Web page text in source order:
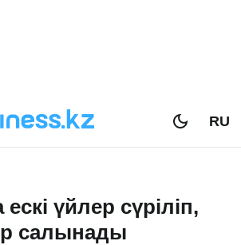
RU
үйлер сүріліп,
салынады